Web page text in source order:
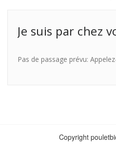
Je suis par chez
Pas de passage prévu:
Copyright